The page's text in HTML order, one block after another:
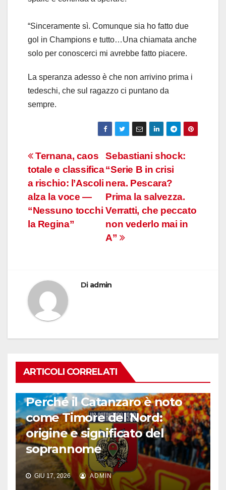
​“Sinceramente sì. Comunque sia ho fatto due
gol in Champions e tutto…Una chiamata anche
solo per conoscerci mi avrebbe fatto piacere.
La speranza adesso è che non arrivino prima i
tedeschi, che sul ragazzo ci puntano da
sempre.
Navigazione
articoli
Sebastiani shock:
“Serie B in crisi
nera. Pescara?
Prima la salvezza.
Verratti, che peccato
non vederlo mai in
A”
Ternana, caos
totale e classifica
a rischio: l’Ascoli
alza la voce —
“Nessuno tocchi
la Regina”
Di admin
ARTICOLI CORRELATI
Perché il Catanzaro è noto
come Timore del Nord:
origine e significato del
soprannome
GIU 17, 2026 ADMIN